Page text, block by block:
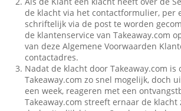
de klacht via het contactformulier, per
schriftelijk via de post te worden
de klantenservice van Takeaway.com
van deze Algemene Voorwaarden
contactadres.
Nadat de klacht door Takeaway.com is
Takeaway.com zo snel mogelijk, doch
een week, reageren met een
Takeaway.com streeft ernaar de klacht